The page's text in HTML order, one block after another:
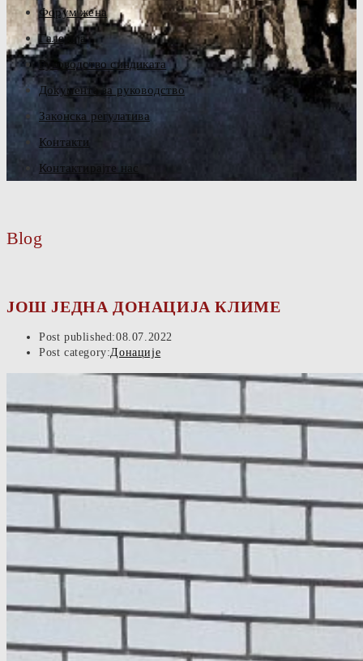
Форум жена
Галерија
Руководство синдиката
Документа за руководство
Законска регулатива
Контакти
Контактирајте нас
Blog
ЈОШ ЈЕДНА ДОНАЦИЈА КЛИМЕ
Post published:08.07.2022
Post category:Донације